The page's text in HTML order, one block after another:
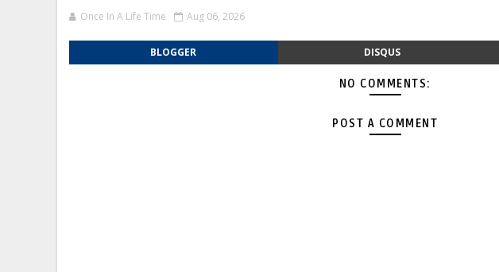
Once In A Life Time Aug 06, 2026
BLOGGER DISQUS
NO COMMENTS:
POST A COMMENT